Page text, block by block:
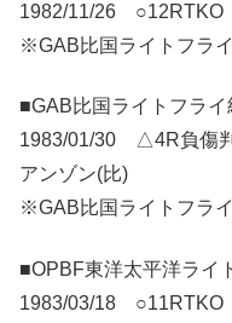
1982/11/26 ○12RTKO
※GAB比国ライトフラ
■GAB比国ライトフラ
1983/01/30 △4R負傷
アンゾン(比)
※GAB比国ライトフラ
■OPBF東洋太平洋ライ
1983/03/18 ○11RTKO